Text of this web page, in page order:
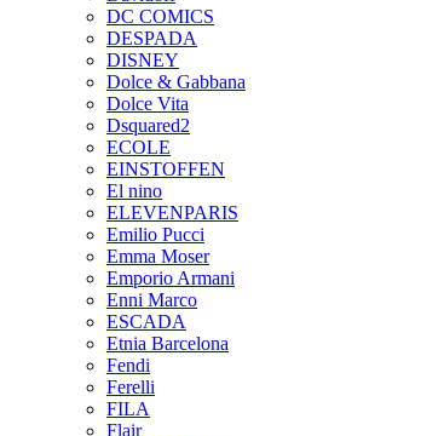
DC COMICS
DESPADA
DISNEY
Dolce & Gabbana
Dolce Vita
Dsquared2
ECOLE
EINSTOFFEN
El nino
ELEVENPARIS
Emilio Pucci
Emma Moser
Emporio Armani
Enni Marco
ESCADA
Etnia Barcelona
Fendi
Ferelli
FILA
Flair